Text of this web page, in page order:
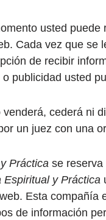
usted
Cada vez que se
de recibir
publicidad usted
venderá, cederá ni
un juez con una
Práctica se
Espiritual y Práctica
Esta compañía
de información